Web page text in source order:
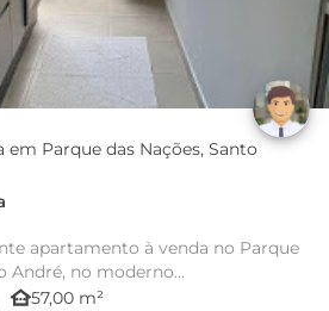
Parque das Nações, Santo
apartamento à venda no Parque
André, no moderno
Naçõe...
other_houses57,00 m²